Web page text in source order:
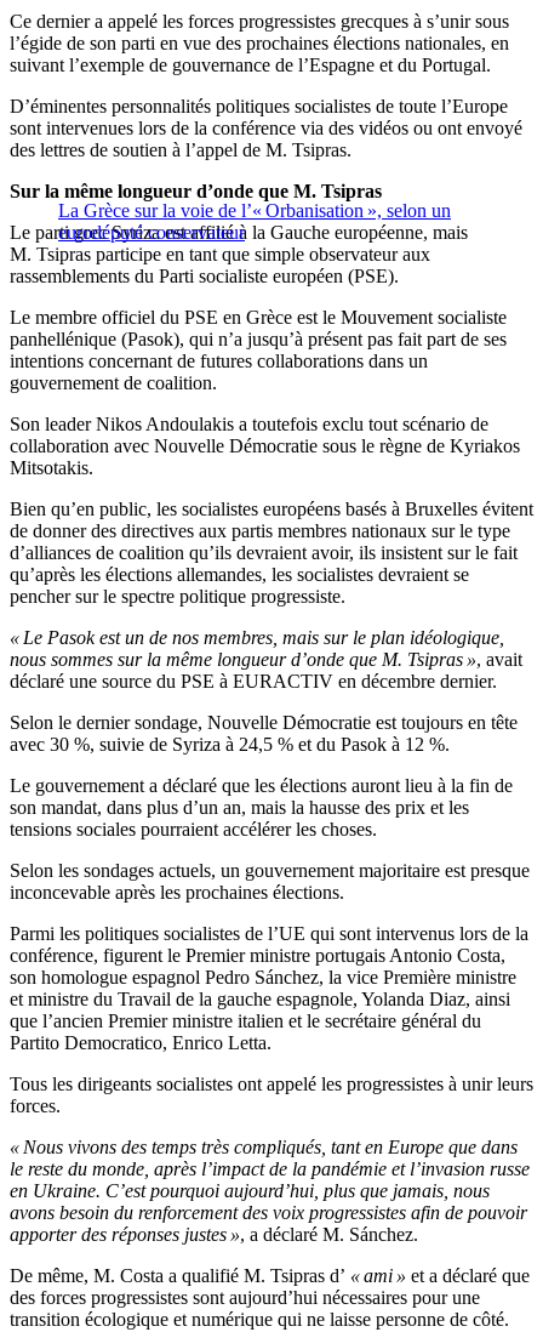
Ce dernier a appelé les forces progressistes grecques à s’unir sous
l’égide de son parti en vue des prochaines élections nationales, en
suivant l’exemple de gouvernance de l’Espagne et du Portugal.
D’éminentes personnalités politiques socialistes de toute l’Europe
sont intervenues lors de la conférence via des vidéos ou ont envoyé
des lettres de soutien à l’appel de M. Tsipras.
La Grèce sur la voie de l’« Orbanisation », selon un
eurodéputé conservateur
Sur la même longueur d’onde que M. Tsipras
Le parti grec Syriza est affilié à la Gauche européenne, mais
M. Tsipras participe en tant que simple observateur aux
rassemblements du Parti socialiste européen (PSE).
Le membre officiel du PSE en Grèce est le Mouvement socialiste
panhellénique (Pasok), qui n’a jusqu’à présent pas fait part de ses
intentions concernant de futures collaborations dans un
gouvernement de coalition.
Son leader Nikos Andoulakis a toutefois exclu tout scénario de
collaboration avec Nouvelle Démocratie sous le règne de Kyriakos
Mitsotakis.
Bien qu’en public, les socialistes européens basés à Bruxelles évitent
de donner des directives aux partis membres nationaux sur le type
d’alliances de coalition qu’ils devraient avoir, ils insistent sur le fait
qu’après les élections allemandes, les socialistes devraient se
pencher sur le spectre politique progressiste.
« Le Pasok est un de nos membres, mais sur le plan idéologique,
nous sommes sur la même longueur d’onde que M. Tsipras », avait
déclaré une source du PSE à EURACTIV en décembre dernier.
Selon le dernier sondage, Nouvelle Démocratie est toujours en tête
avec 30 %, suivie de Syriza à 24,5 % et du Pasok à 12 %.
Le gouvernement a déclaré que les élections auront lieu à la fin de
son mandat, dans plus d’un an, mais la hausse des prix et les
tensions sociales pourraient accélérer les choses.
Selon les sondages actuels, un gouvernement majoritaire est presque
inconcevable après les prochaines élections.
Parmi les politiques socialistes de l’UE qui sont intervenus lors de la
conférence, figurent le Premier ministre portugais Antonio Costa,
son homologue espagnol Pedro Sánchez, la vice Première ministre
et ministre du Travail de la gauche espagnole, Yolanda Diaz, ainsi
que l’ancien Premier ministre italien et le secrétaire général du
Partito Democratico, Enrico Letta.
Tous les dirigeants socialistes ont appelé les progressistes à unir leurs
forces.
« Nous vivons des temps très compliqués, tant en Europe que dans
le reste du monde, après l’impact de la pandémie et l’invasion russe
en Ukraine. C’est pourquoi aujourd’hui, plus que jamais, nous
avons besoin du renforcement des voix progressistes afin de pouvoir
apporter des réponses justes », a déclaré M. Sánchez.
De même, M. Costa a qualifié M. Tsipras d’ « ami » et a déclaré que
des forces progressistes sont aujourd’hui nécessaires pour une
transition écologique et numérique qui ne laisse personne de côté.